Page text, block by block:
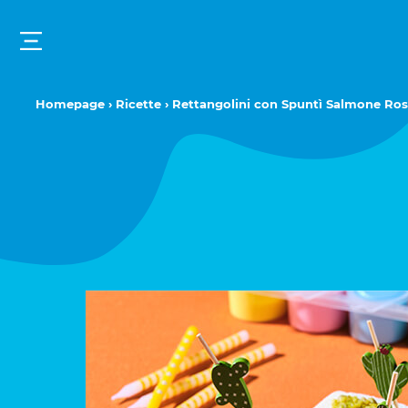
Homepage› Ricette› Rettangolini con Spuntì Salmone